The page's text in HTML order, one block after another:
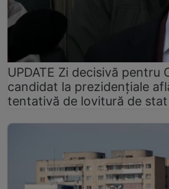
UPDATE Zi decisivă pentru
candidat la prezidențiale
tentativă de lovitură de stat